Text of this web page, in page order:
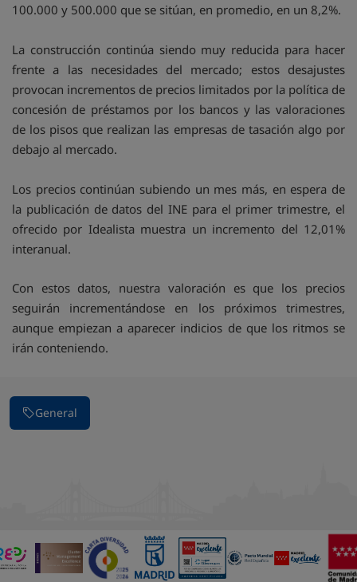
100.000 y 500.000 que se sitúan, en promedio, en un 8,2%.
La construcción continúa siendo muy reducida para hacer
frente a las necesidades del mercado; estos desajustes
provocan incrementos de precios limitados por la política de
concesión de préstamos por los bancos y las valoraciones
de los pisos que realizan las empresas de tasación algo por
debajo al mercado.
Los precios continúan subiendo un mes más, en espera de
la publicación de datos del INE para el primer trimestre, el
ofrecido por Idealista muestra un incremento del 12,01%
interanual.
Con estos datos, nuestra valoración es que los precios
seguirán incrementándose en los próximos trimestres,
aunque empiezan a aparecer indicios de que los ritmos se
irán conteniendo.
General